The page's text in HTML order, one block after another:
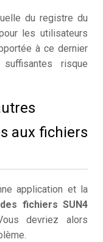
du registre du
les utilisateurs
à ce dernier
risque
aux fichiers
application et la
fichiers SUN4
devriez alors